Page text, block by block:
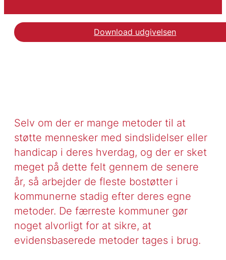
Download udgivelsen
Selv om der er mange metoder til at
støtte mennesker med sindslidelser eller
handicap i deres hverdag, og der er sket
meget på dette felt gennem de senere
år, så arbejder de fleste bostøtter i
kommunerne stadig efter deres egne
metoder. De færreste kommuner gør
noget alvorligt for at sikre, at
evidensbaserede metoder tages i brug.